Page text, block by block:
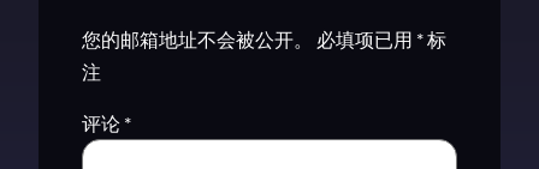
您的邮箱地址不会被公开。 必填项已用 *标
注
评论 *